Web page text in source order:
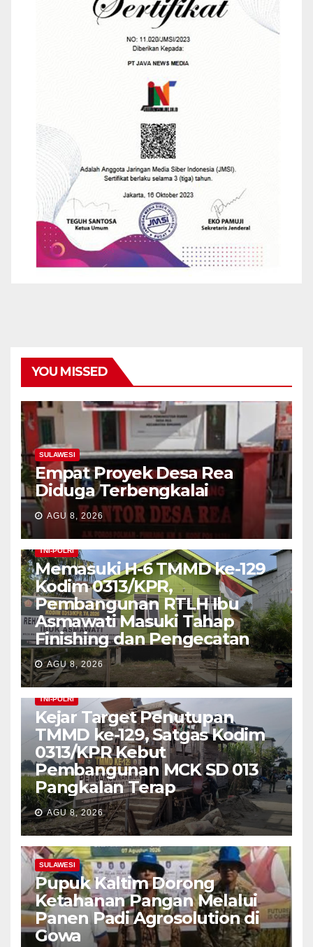
YOU MISSED
SULAWESI
Empat Proyek Desa Rea
Diduga Terbengkalai
AGU 8, 2026
TNI-POLRI
Memasuki H-6 TMMD ke-129
Kodim 0313/KPR,
Pembangunan RTLH Ibu
Asmawati Masuki Tahap
Finishing dan Pengecatan
AGU 8, 2026
TNI-POLRI
Kejar Target Penutupan
TMMD ke-129, Satgas Kodim
0313/KPR Kebut
Pembangunan MCK SD 013
Pangkalan Terap
AGU 8, 2026
SULAWESI
Pupuk Kaltim Dorong
Ketahanan Pangan Melalui
Panen Padi Agrosolution di
Gowa